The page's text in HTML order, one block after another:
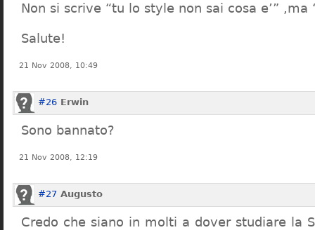
Non si scrive “tu lo style non sai cosa e’” ,ma
Salute!
21 Nov 2008, 10:49
#26 Erwin
Sono bannato?
21 Nov 2008, 12:19
#27 Augusto
Credo che siano in molti a dover studiare la